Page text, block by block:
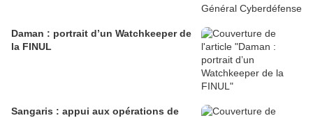
Daman : portrait d’un Watchkeeper de
la FINUL
Sangaris : appui aux opérations de